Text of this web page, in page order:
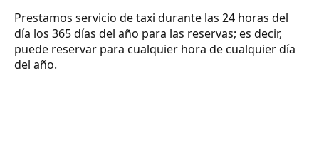
Prestamos servicio de taxi durante las 24 horas del
día los 365 días del año para las reservas; es decir,
puede reservar para cualquier hora de cualquier día
del año.